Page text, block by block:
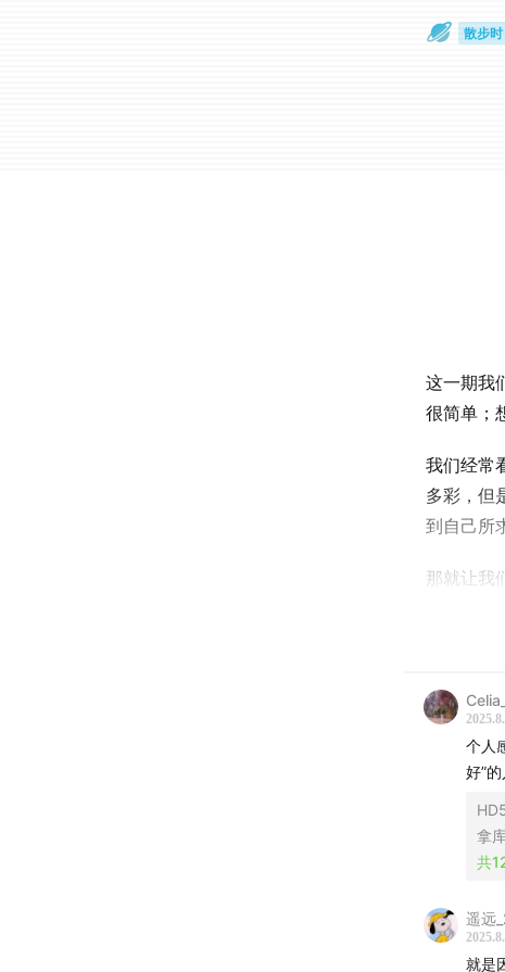
通勤路
这一期我
很简单；
我们经常
多彩，但
到自己所
那就让我
大
给大城市
到底什
庄
迷
个人
好”的
拿
共
遥远
就是